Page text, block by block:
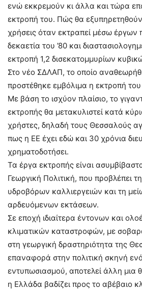
ενώ εκκρεμούν κι άλλα και τώρα
εκτροπή του. Πώς θα
χρήσεις όταν εκτραπεί μέσω έργων
δεκαετία του ’80 και
εκτροπή 1,2 δισεκατομμυρίων
Στο νέο ΣΔΛΑΠ, το οποίο
προστέθηκε εμβόλιμα η εκτροπή
Με βάση το ισχύον πλαίσιο, το
εκτροπής θα μετακυλιστεί κατά
χρήστες, δηλαδή τους Θεσσαλούς
πως η ΕΕ έχει εδώ και 30 χρόνια
χρηματοδοτήσει.
Τα έργα εκτροπής είναι
Γεωργική Πολιτική, που προβλέπει
υδροβόρων καλλιεργειών και τη
αρδευόμενων εκτάσεων.
Σε εποχή ιδιαίτερα έντονων και
κλιματικών καταστροφών, με
στη γεωργική δραστηριότητα της
επαναφορά στην πολιτική σκηνή
εντυπωσιασμού, αποτελεί άλλη μια
η Ελλάδα βαδίζει προς το αβέβαιο